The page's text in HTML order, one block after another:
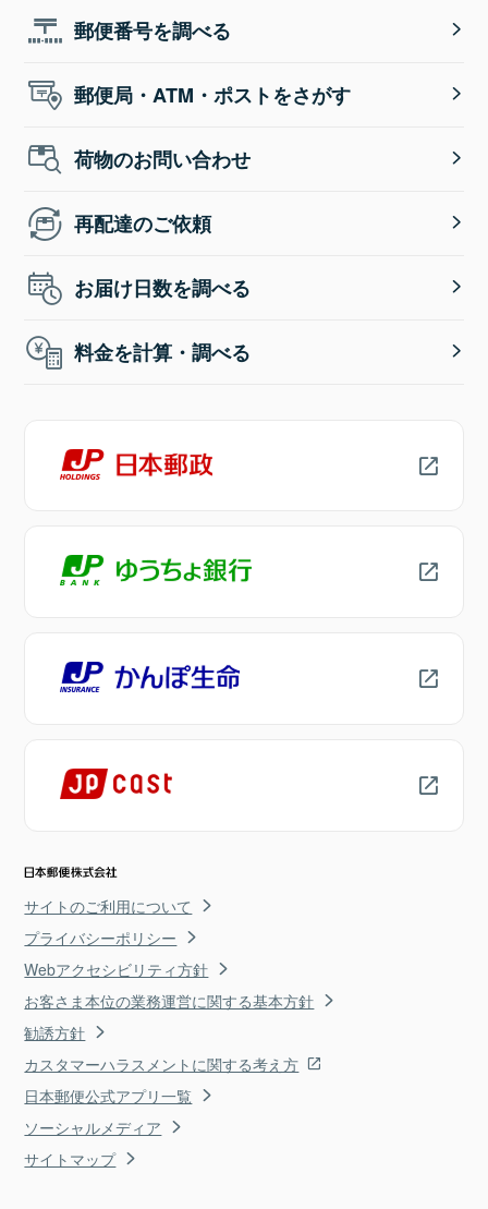
郵便番号を調べる
郵便局・ATM・ポストをさがす
荷物のお問い合わせ
再配達のご依頼
お届け日数を調べる
料金を計算・調べる
サイトのご利用について
プライバシーポリシー
Webアクセシビリティ方針
お客さま本位の業務運営に関する基本方針
勧誘方針
カスタマーハラスメントに関する考え方
日本郵便公式アプリ一覧
ソーシャルメディア
サイトマップ